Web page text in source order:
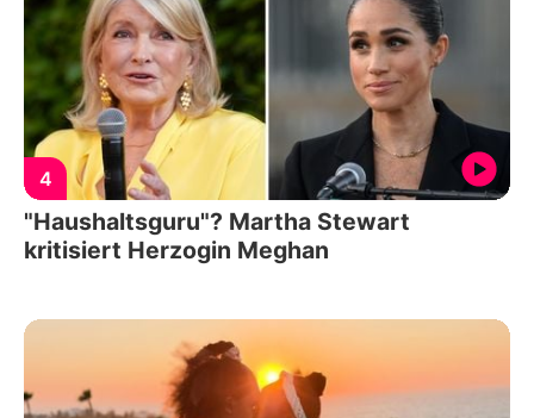
4
"Haushaltsguru"? Martha Stewart
kritisiert Herzogin Meghan